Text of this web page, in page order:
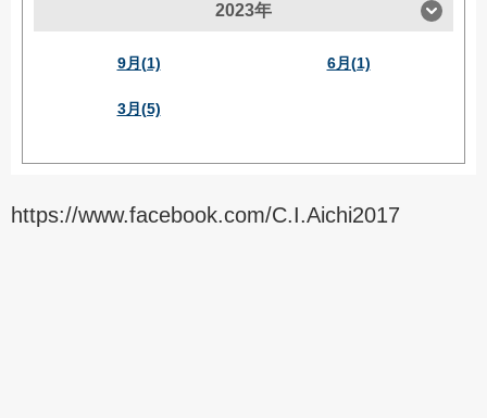
2023年
9月(1) 6月(1)
3月(5)
https://www.facebook.com/C.I.Aichi2017